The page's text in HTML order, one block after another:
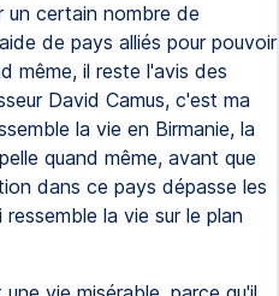
un certain nombre de
de pays alliés pour pouvoir
même, il reste l'avis des
David Camus, c'est ma
la vie en Birmanie, la
quand même, avant que
dans ce pays dépasse les
la vie sur le plan